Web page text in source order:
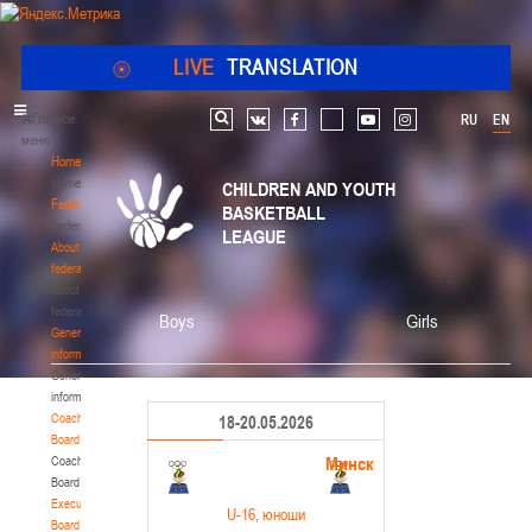
LIVE TRANSLATION
Главное
меню
Home
Home
Federation
Federation
About
federation
About
federation
General
information
General
information
Coaching
Board
Coaching
Board
Executive
Board
RU EN
Search vk facebook youtube instagram
CHILDREN AND YOUTH
BASKETBALL
LEAGUE
Boys Girls
18-20.05.2026
Минск
U-16 , юноши